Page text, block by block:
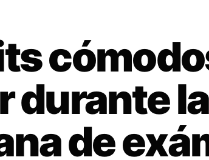
durante la
de